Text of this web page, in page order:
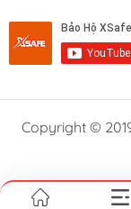
Copyright ©